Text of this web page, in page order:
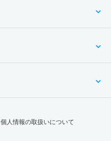
個人情報の取扱いについて